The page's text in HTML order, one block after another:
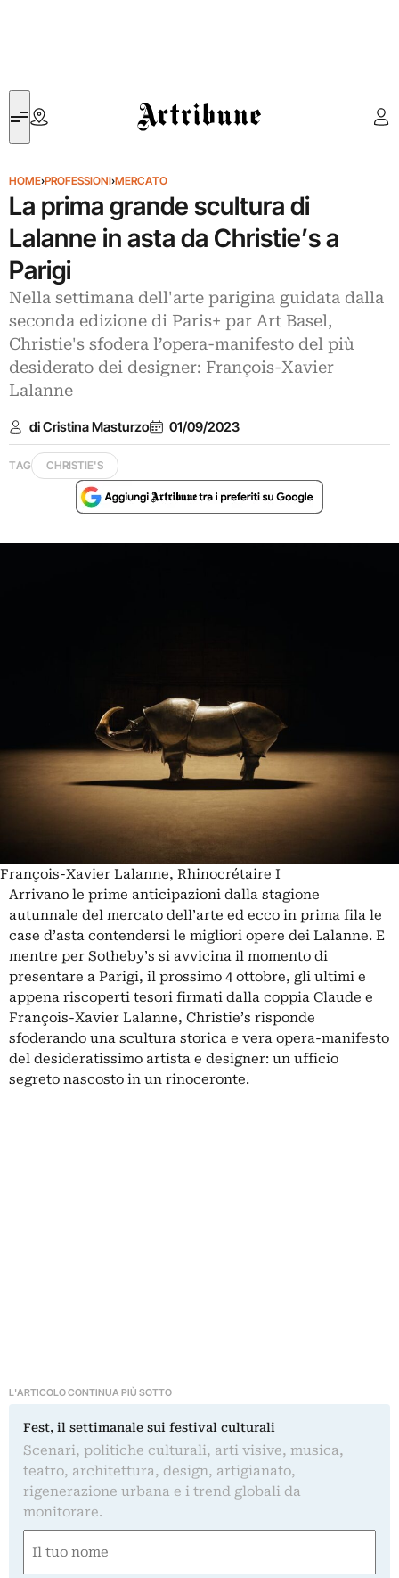
Artribune
HOME›PROFESSIONI›MERCATO
La prima grande scultura di
Lalanne in asta da Christie’s a
Parigi
Nella settimana dell'arte parigina guidata dalla
seconda edizione di Paris+ par Art Basel,
Christie's sfodera l’opera-manifesto del più
desiderato dei designer: François-Xavier
Lalanne
di Cristina Masturzo 01/09/2023
TAG CHRISTIE'S
François-Xavier Lalanne, Rhinocrétaire I
Arrivano le prime anticipazioni dalla stagione
autunnale del mercato dell’arte ed ecco in prima fila le
case d’asta contendersi le migliori opere dei Lalanne. E
mentre per Sotheby’s si avvicina il momento di
presentare a Parigi, il prossimo 4 ottobre, gli ultimi e
appena riscoperti tesori firmati dalla coppia Claude e
François-Xavier Lalanne, Christie’s risponde
sfoderando una scultura storica e vera opera-manifesto
del desideratissimo artista e designer: un ufficio
segreto nascosto in un rinoceronte.
L'ARTICOLO CONTINUA PIÙ SOTTO
Fest, il settimanale sui festival culturali
Scenari, politiche culturali, arti visive, musica,
teatro, architettura, design, artigianato,
rigenerazione urbana e i trend globali da
monitorare.
(Required)